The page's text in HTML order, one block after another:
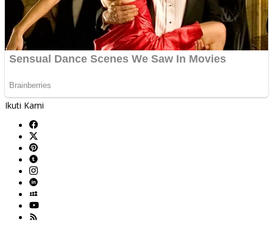
Ikuti Kami